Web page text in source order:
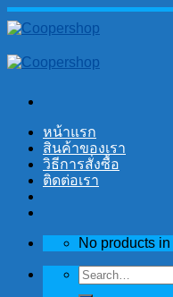
Skip
to
หน้าแรก
สินค้าของเรา
วิธีการสั่งซื้อ
ติดต่อเรา
No products in
Search
for: